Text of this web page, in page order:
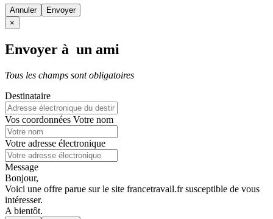
Annuler
×
Envoyer à un ami
Tous les champs sont obligatoires
Destinataire
Vos coordonnées Votre nom
Votre adresse électronique
Message
Bonjour,
Voici une offre parue sur le site francetravail.fr susceptible de vous
intéresser.
A bientôt.